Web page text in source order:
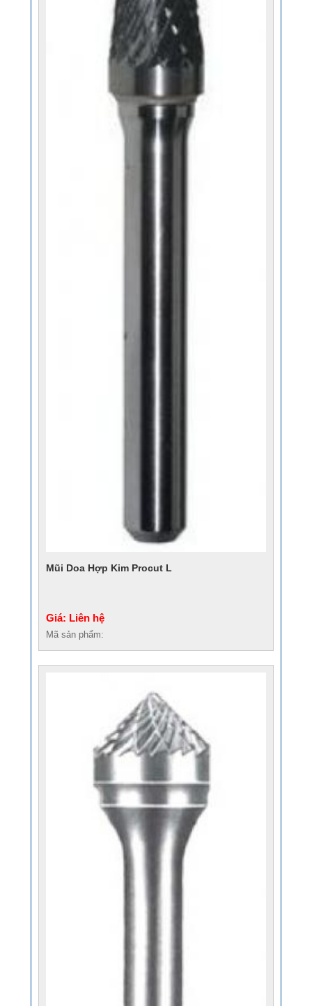
Mũi Doa Hợp Kim Procut L
Giá: Liên hệ
Mã sản phẩm: